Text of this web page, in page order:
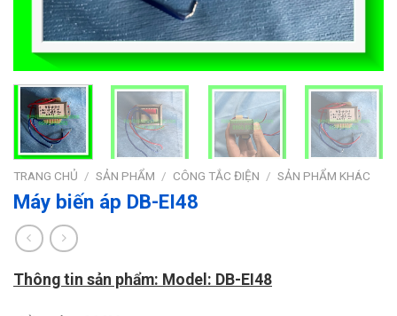
TRANG CHỦ / SẢN PHẨM / CÔNG TẮC ĐIỆN / SẢN PHẨM KHÁC
Máy biến áp DB-EI48
Thông tin sản phẩm: Model: DB-EI48